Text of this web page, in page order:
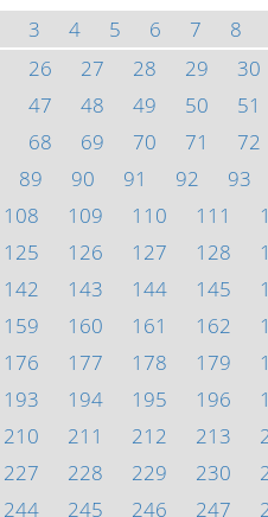
3 4 5 6 7 8
26 27 28 29 30
47 48 49 50 51
68 69 70 71 72
89 90 91 92 93
108 109 110 111
125 126 127 128
142 143 144 145
159 160 161 162
176 177 178 179
193 194 195 196
210 211 212 213
227 228 229 230
244 245 246 247